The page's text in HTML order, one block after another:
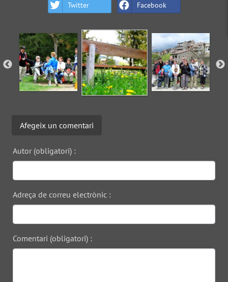
Twitter Facebook
Afegeix un comentari
Autor (obligatori) :
Adreça de correu electrònic :
Comentari (obligatori) :